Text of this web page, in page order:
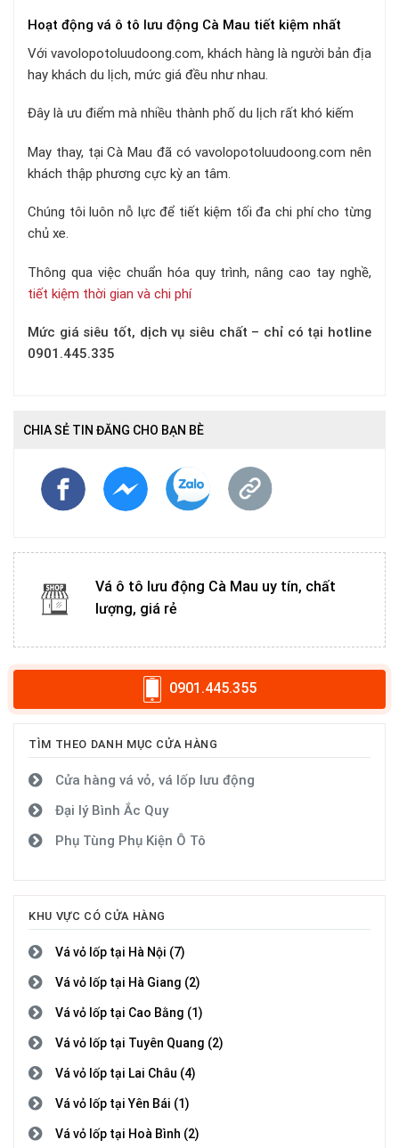
Hoạt động vá ô tô lưu động Cà Mau tiết kiệm nhất
Với vavolopotoluudoong.com, khách hàng là người bản địa
hay khách du lịch, mức giá đều như nhau.
Đây là ưu điểm mà nhiều thành phố du lịch rất khó kiếm
May thay, tại Cà Mau đã có vavolopotoluudoong.com nên
khách thập phương cực kỳ an tâm.
Chúng tôi luôn nỗ lực để tiết kiệm tối đa chi phí cho từng
chủ xe.
Thông qua việc chuẩn hóa quy trình, nâng cao tay nghề,
tiết kiệm thời gian và chi phí
Mức giá siêu tốt, dịch vụ siêu chất – chỉ có tại hotline
0901.445.335
CHIA SẺ TIN ĐĂNG CHO BẠN BÈ
Vá ô tô lưu động Cà Mau uy tín, chất
lượng, giá rẻ
0901.445.355
TÌM THEO DANH MỤC CỬA HÀNG
Cửa hàng vá vỏ, vá lốp lưu động
Đại lý Bình Ắc Quy
Phụ Tùng Phụ Kiện Ô Tô
KHU VỰC CÓ CỬA HÀNG
Vá vỏ lốp tại Hà Nội (7)
Vá vỏ lốp tại Hà Giang (2)
Vá vỏ lốp tại Cao Bằng (1)
Vá vỏ lốp tại Tuyên Quang (2)
Vá vỏ lốp tại Lai Châu (4)
Vá vỏ lốp tại Yên Bái (1)
Vá vỏ lốp tại Hoà Bình (2)